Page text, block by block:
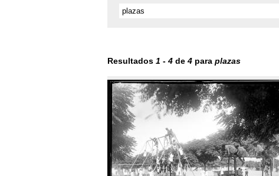
Resultados 1 - 4 de 4 para plazas